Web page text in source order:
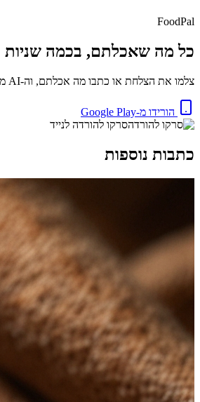
FoodPal
כל מה שאכלתם, בכמה שניות
צלמו את הצלחת או כתבו מה אכלתם, וה-AI מחשב קלוריות, חלבון ומאקרו באופן מיידי. בחינם.
הורידו מ-Google Play
סרקו להורדה לנייד
כתבות נוספות